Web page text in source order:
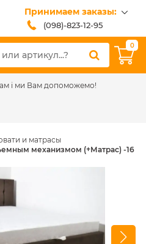
Принимаем заказы:
(098)-823-12-95
(099)-608-42-32
(093)-618-62-02
sales@meblium.com.ua
0
і ми Вам допоможемо!
и матрасы
механизмом (+Матрас) -16